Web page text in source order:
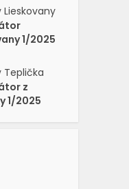
Lieskovany
1/2025
Teplička
z
1/2025